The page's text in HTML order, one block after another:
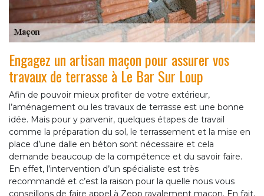
Engagez un artisan maçon pour assurer vos
travaux de terrasse à Le Bar Sur Loup
Afin de pouvoir mieux profiter de votre extérieur,
l’aménagement ou les travaux de terrasse est une bonne
idée. Mais pour y parvenir, quelques étapes de travail
comme la préparation du sol, le terrassement et la mise en
place d’une dalle en béton sont nécessaire et cela
demande beaucoup de la compétence et du savoir faire.
En effet, l’intervention d’un spécialiste est très
recommandé et c’est la raison pour la quelle nous vous
conseillons de faire appel à Zepp ravalement maçon. En fait,